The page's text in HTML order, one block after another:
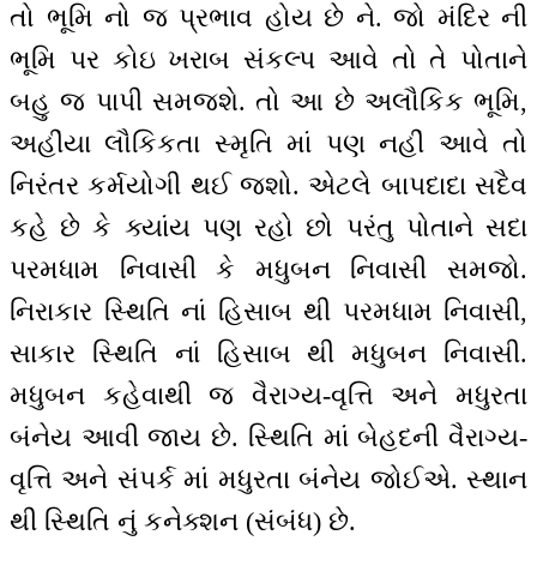
તો ભૂમિ નો જ પ્રભાવ હોય છે ને. જો મંદિર ની
ભૂમિ પર કોઇ ખરાબ સંકલ્પ આવે તો તે પોતાને
બહુ જ પાપી સમજશે. તો આ છે અલૌકિક ભૂમિ,
અહીંયા લૌકિકતા સ્મૃતિ માં પણ નહીં આવે તો
નિરંતર કર્મયોગી થઈ જશો. એટલે બાપદાદા સદૈવ
કહે છે કે ક્યાંય પણ રહો છો પરંતુ પોતાને સદા
પરમધામ નિવાસી કે મધુબન નિવાસી સમજો.
નિરાકાર સ્થિતિ નાં હિસાબ થી પરમધામ નિવાસી,
સાકાર સ્થિતિ નાં હિસાબ થી મધુબન નિવાસી.
મધુબન કહેવાથી જ વૈરાગ્ય-વૃત્તિ અને મધુરતા
બંનેય આવી જાય છે. સ્થિતિ માં બેહદની વૈરાગ્ય-
વૃત્તિ અને સંપર્ક માં મધુરતા બંનેય જોઈએ. સ્થાન
થી સ્થિતિ નું કનેક્શન (સંબંધ) છે.